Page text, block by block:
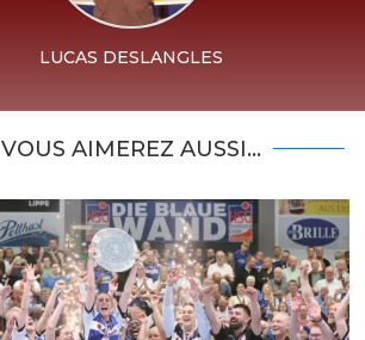
LUCAS DESLANGLES
VOUS AIMEREZ AUSSI...